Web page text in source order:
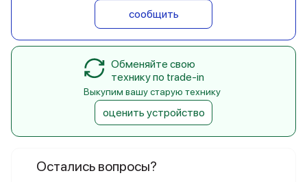
Остались вопросы?
сообщить
Обменяйте свою
технику по trade-in
Выкупим вашу старую технику
оценить устройство